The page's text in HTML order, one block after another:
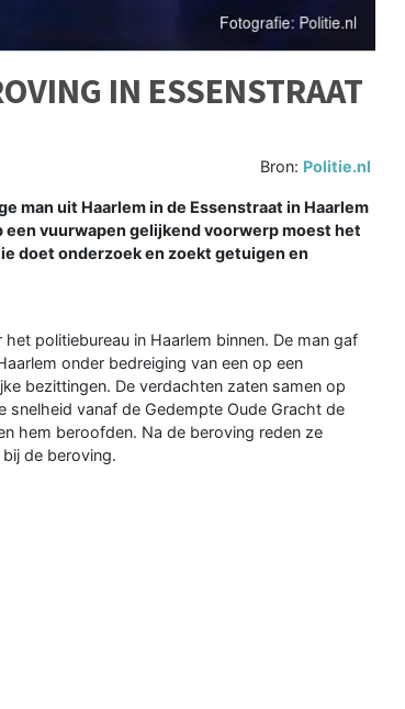
IN ESSENSTRAAT
Bron: Politie.nl
man uit Haarlem in de Essenstraat in Haarlem
vuurwapen gelijkend voorwerp moest het
doet onderzoek en zoekt getuigen en
politiebureau in Haarlem binnen. De man gaf
onder bedreiging van een op een
bezittingen. De verdachten zaten samen op
vanaf de Gedempte Oude Gracht de
hem beroofden. Na de beroving reden ze
de beroving.